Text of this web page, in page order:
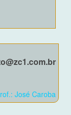
José Caroba